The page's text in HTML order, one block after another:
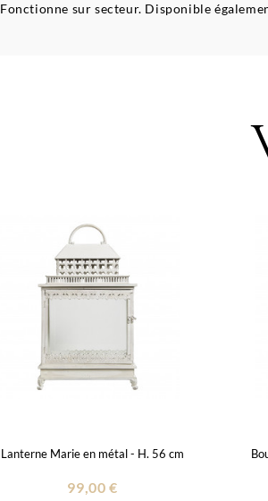
Fonctionne sur secteur. Disponible
Lanterne Marie en métal - H. 56 cm
99,00 €